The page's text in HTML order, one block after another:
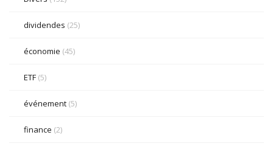
dividendes (25)
économie (45)
ETF (5)
événement (5)
finance (2)